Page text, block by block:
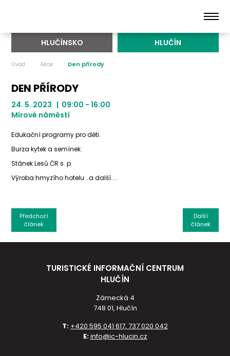
HLUČÍNSKO HLUČÍN
Úvod Akce Den přírody
DEN PŘÍRODY
24. 5. 2023 | 09:00 - 16:00
Mírové náměstí
Edukační programy pro děti.
Burza kytek a semínek.
Stánek Lesů ČR s. p
Výroba hmyzího hotelu ..a další....
Další
článek
Předchozí
článek
TURISTICKÉ INFORMAČNÍ CENTRUM
HLUČÍN
Zámecká 4
748 01, Hlučín
T: +420 595 041 617, 737 020 042
E:info@ic-hlucin.cz